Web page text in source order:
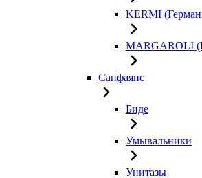
KERMI
MARGAROLI
Санфаянс
Биде
Умывальники
Унитазы